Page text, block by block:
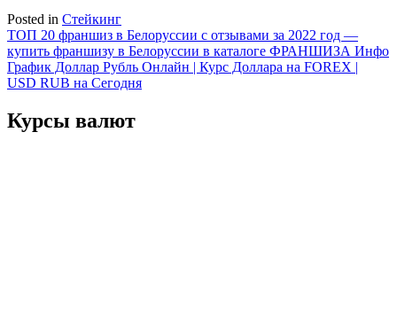
Posted in Стейкинг
Навигация
по
записям
ТОП 20 франшиз в Белоруссии с отзывами за 2022 год —
купить франшизу в Белоруссии в каталоге ФРАНШИЗА Инфо
График Доллар Рубль Онлайн | Курс Доллара на FOREX |
USD RUB на Сегодня
Курсы валют